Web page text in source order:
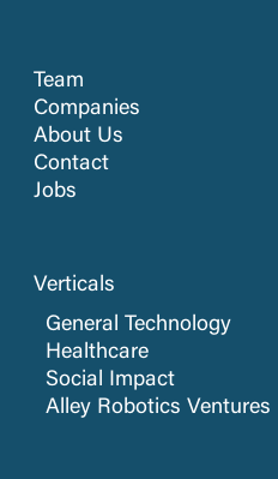
Team
Companies
About Us
Contact
Jobs
Verticals
General Technology
Healthcare
Social Impact
Alley Robotics Ventures